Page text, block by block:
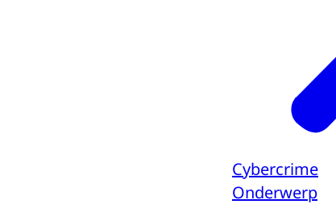
Cybercrime
Onderwerp